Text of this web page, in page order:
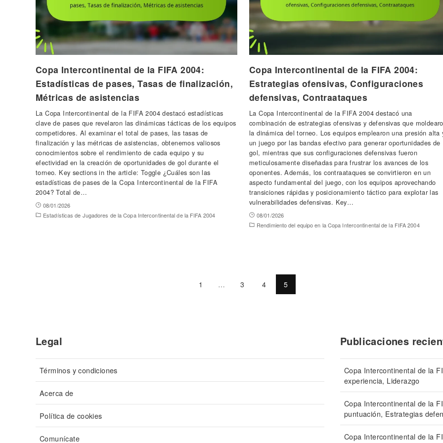
Copa Intercontinental de la FIFA 2004:
Estadísticas de pases, Tasas de finalización,
Métricas de asistencias
La Copa Intercontinental de la FIFA 2004 destacó estadísticas
clave de pases que revelaron las dinámicas tácticas de los equipos
competidores. Al examinar el total de pases, las tasas de
finalización y las métricas de asistencias, obtenemos valiosos
conocimientos sobre el rendimiento de cada equipo y su
efectividad en la creación de oportunidades de gol durante el
torneo. Key sections in the article: Toggle ¿Cuáles son las
estadísticas de pases de la Copa Intercontinental de la FIFA
2004? Total de…
08/01/2026
Estadísticas de Jugadores de la Copa Intercontinental de la FIFA 2004
Copa Intercontinental de la FIFA 2004:
Estrategias ofensivas, Configuraciones
defensivas, Contraataques
La Copa Intercontinental de la FIFA 2004 destacó una
combinación de estrategias ofensivas y defensivas que
la dinámica del torneo. Los equipos emplearon una presión alta
un juego por las bandas efectivo para generar oportunidades de
gol, mientras que sus configuraciones defensivas fueron
meticulosamente diseñadas para frustrar los avances de los
oponentes. Además, los contraataques se convirtieron en un
aspecto fundamental del juego, con los equipos aprovechando
transiciones rápidas y posicionamiento táctico para explotar las
vulnerabilidades defensivas. Key…
08/01/2026
Rendimiento del equipo en la Copa Intercontinental de la FIFA 2004
1 … 3 4 5
Legal
Términos y condiciones
Acerca de
Política de cookies
Comunícate
Publicaciones
Copa Intercontinental de la
experiencia, Liderazgo
Copa Intercontinental de la
puntuación, Estrategias
Copa Intercontinental de la